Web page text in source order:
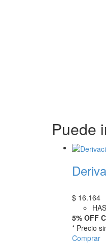
Puede
$ 16.164
5% OFF
* Precio
Comprar